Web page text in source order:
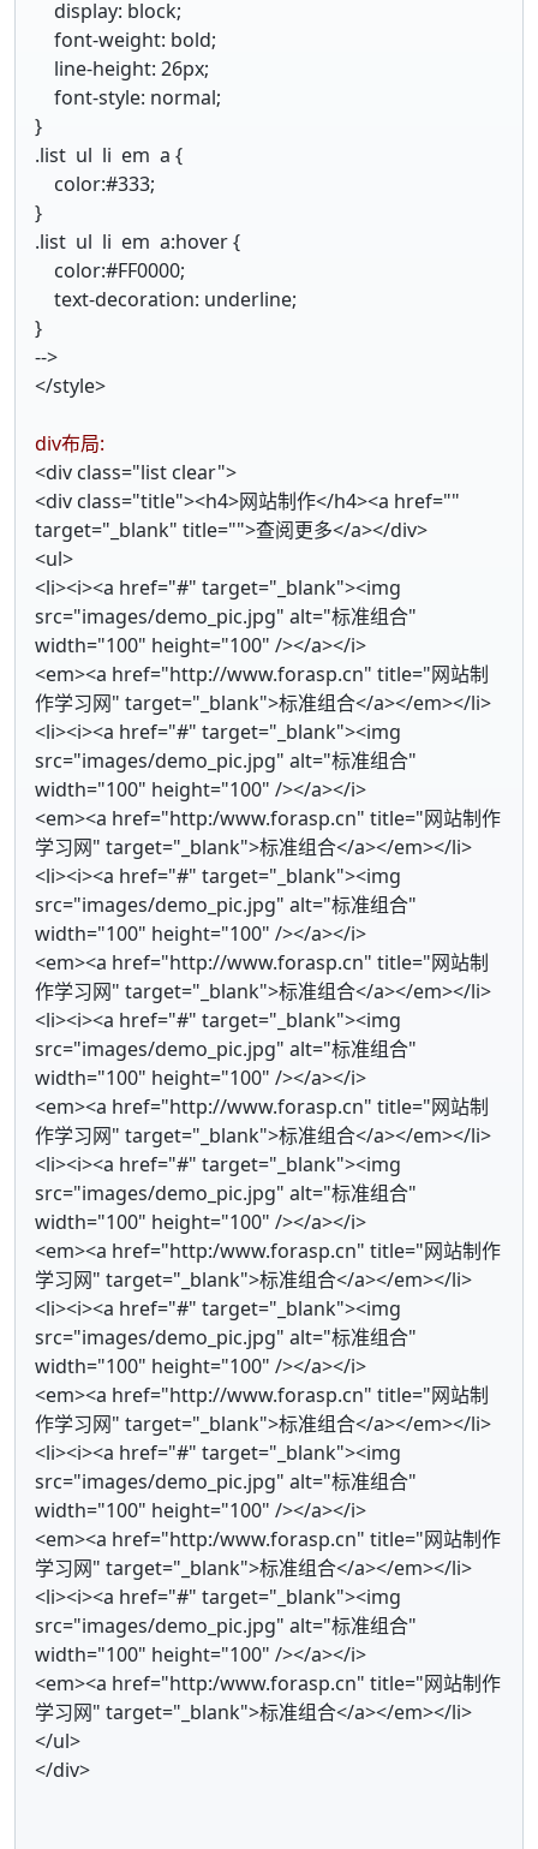
display: block;
font-weight: bold;
line-height: 26px;
font-style: normal;
}
.list ul li em a {
color:#333;
}
.list ul li em a:hover {
color:#FF0000;
text-decoration: underline;
}
-->
</style>
div布局:
<div class="list clear">
<div class="title"><h4>网站制作</h4><a href=""
target="_blank" title="">查阅更多</a></div>
<ul>
<li><i><a href="#" target="_blank"><img
src="images/demo_pic.jpg" alt="标准组合"
width="100" height="100" /></a></i>
<em><a href="http://www.forasp.cn" title="网站制
作学习网" target="_blank">标准组合</a></em></li>
<li><i><a href="#" target="_blank"><img
src="images/demo_pic.jpg" alt="标准组合"
width="100" height="100" /></a></i>
<em><a href="http:/www.forasp.cn" title="网站制作
学习网" target="_blank">标准组合</a></em></li>
<li><i><a href="#" target="_blank"><img
src="images/demo_pic.jpg" alt="标准组合"
width="100" height="100" /></a></i>
<em><a href="http://www.forasp.cn" title="网站制
作学习网" target="_blank">标准组合</a></em></li>
<li><i><a href="#" target="_blank"><img
src="images/demo_pic.jpg" alt="标准组合"
width="100" height="100" /></a></i>
<em><a href="http://www.forasp.cn" title="网站制
作学习网" target="_blank">标准组合</a></em></li>
<li><i><a href="#" target="_blank"><img
src="images/demo_pic.jpg" alt="标准组合"
width="100" height="100" /></a></i>
<em><a href="http:/www.forasp.cn" title="网站制作
学习网" target="_blank">标准组合</a></em></li>
<li><i><a href="#" target="_blank"><img
src="images/demo_pic.jpg" alt="标准组合"
width="100" height="100" /></a></i>
<em><a href="http://www.forasp.cn" title="网站制
作学习网" target="_blank">标准组合</a></em></li>
<li><i><a href="#" target="_blank"><img
src="images/demo_pic.jpg" alt="标准组合"
width="100" height="100" /></a></i>
<em><a href="http:/www.forasp.cn" title="网站制作
学习网" target="_blank">标准组合</a></em></li>
<li><i><a href="#" target="_blank"><img
src="images/demo_pic.jpg" alt="标准组合"
width="100" height="100" /></a></i>
<em><a href="http:/www.forasp.cn" title="网站制作
学习网" target="_blank">标准组合</a></em></li>
</ul>
</div>